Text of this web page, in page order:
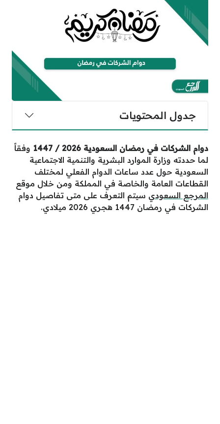
جدول المحتويات
دوام الشركات في رمضان السعودية 2026 / 1447
وفقاً
لما حددته وزارة الموارد البشرية والتنمية الاجتماعية
السعودية حول عدد ساعات الدوام الفعلي لمختلف
القطاعات العامة والخاصة في المملكة ومن خلال موقع
المرجع السعودي سيتم التعرف على متى تفاصيل دوام
الشركات في رمضان 1447 هجري 2026 ميلادي.